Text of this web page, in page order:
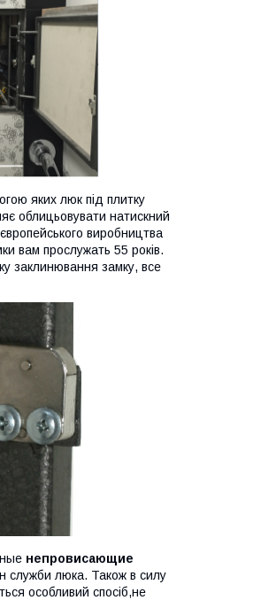
яких люк під плитку
облицьовувати натискний
виробництва
вам прослужать 55 років.
заклинювання замку, все
непровисающие
служби люка. Також в силу
особливий спосіб,не